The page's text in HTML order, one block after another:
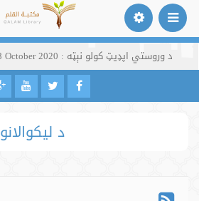
د وروستي اپډیټ کولو نېټه : Wednesday 28 October 2020
د